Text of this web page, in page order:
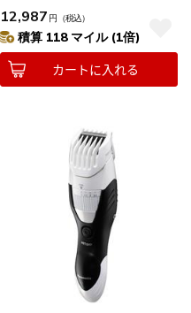
12,987 円 （税込）
積算 118 マイル (1倍)
カートに入れる